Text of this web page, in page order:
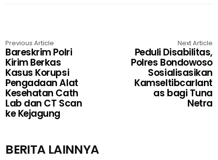
Previous Article
Bareskrim Polri
Kirim Berkas
Kasus Korupsi
Pengadaan Alat
Kesehatan Cath
Lab dan CT Scan
ke Kejagung
Next Article
Peduli Disabilitas,
Polres Bondowoso
Sosialisasikan
Kamseltibcarlant
as bagi Tuna
Netra
BERITA LAINNYA